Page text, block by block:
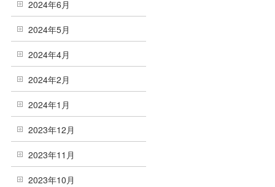
2024年6月
2024年5月
2024年4月
2024年2月
2024年1月
2023年12月
2023年11月
2023年10月